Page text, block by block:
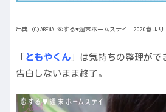
出典 (C)ABEMA 恋する♥週末ホームステイ 2020春より
ともやくん 」は気持ちの整理が
告白しないまま終了。